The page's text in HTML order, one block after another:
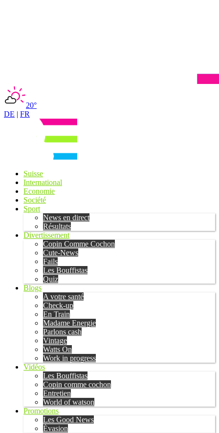
20°
DE | FR
Suisse
International
Economie
Société
Sport
News en direct
Résultats
Divertissement
Copin Comme Cochon
Cute-News
Fails
Les Bouffistas
Quiz
Blogs
A votre santé
Check-up
En Train
Madame Energie
Parlons cash
Vintage
Watts On
Work in progress
Vidéos
Les Bouffistas
Copin comme cochon
Entretien
World of watson
Promotions
Les Good News
Évasion